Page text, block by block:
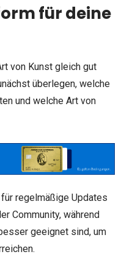
für deine
von Kunst gleich gut
überlegen, welche
und welche Art von
regelmäßige Updates
Community, während
geeignet sind, um